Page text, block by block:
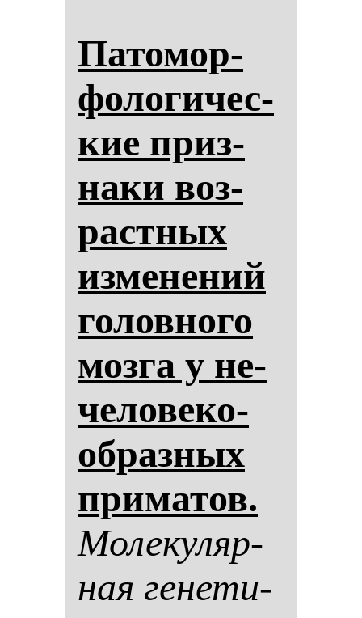
Па­то­мор­
фо­ло­ги­чес­
кие приз­
на­ки воз­
рас­тных
из­ме­не­ний
го­лов­но­го
моз­га у не­
че­ло­ве­ко­
об­раз­ных
при­ма­тов.
Мо­ле­ку­ляр­
ная ге­не­ти­